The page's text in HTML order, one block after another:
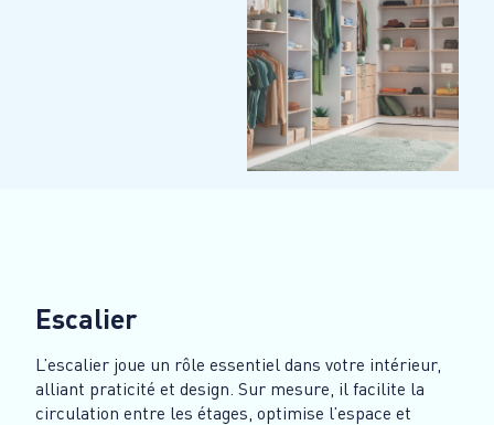
Escalier
L’escalier joue un rôle essentiel dans votre intérieur,
alliant praticité et design. Sur mesure, il facilite la
circulation entre les étages, optimise l’espace et